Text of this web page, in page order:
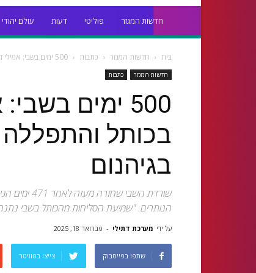
חדשות המגזר פוליטי דעות עולם יהודי
בית חדשות המגזר כתבות 500 ימים בשבי: אמילי דמארי ביקרה בכותל והתפללה לשחרור חבריה שנותרו בגיהנום
חדשות המגזר כתבות
500 ימים
בכותל
בגיהנום
שורדת
הנותרים. "שמיעת הסליחות מהכותל בשבי
על ידי מערכת דתילי - פברואר 18, 2025
שתפו בפייסבוק צייצו בטוויטר